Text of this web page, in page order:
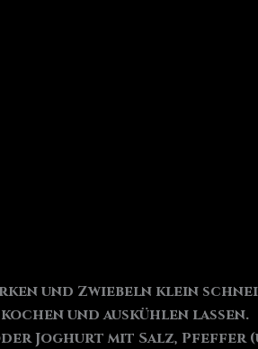
und Zwiebeln klein
und auskühlen lassen.
Joghurt mit Salz, Pfeffer